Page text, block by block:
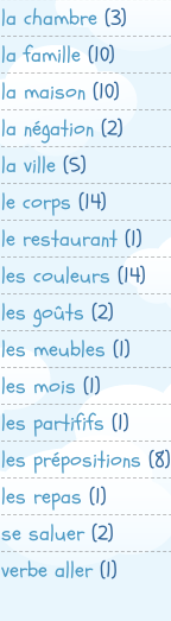
la chambre (3)
la famille (10)
la maison (10)
la négation (2)
la ville (5)
le corps (14)
le restaurant (1)
les couleurs (14)
les goûts (2)
les meubles (1)
les mois (1)
les partififs (1)
les prépositions (8)
les repas (1)
se saluer (2)
verbe aller (1)